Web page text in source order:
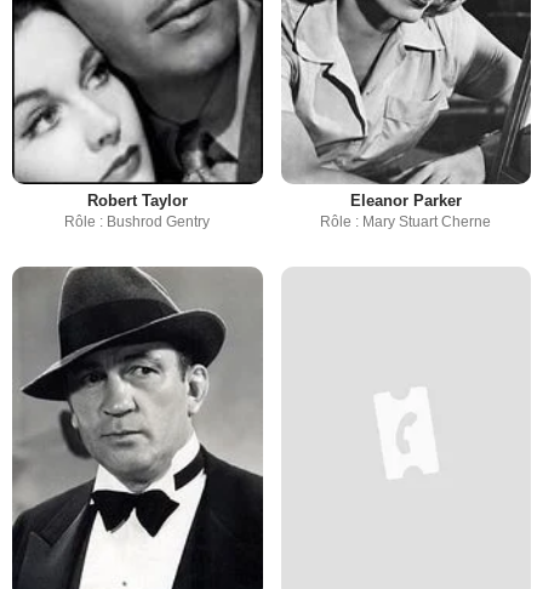
Robert Taylor
Rôle : Bushrod Gentry
Eleanor Parker
Rôle : Mary Stuart Cherne